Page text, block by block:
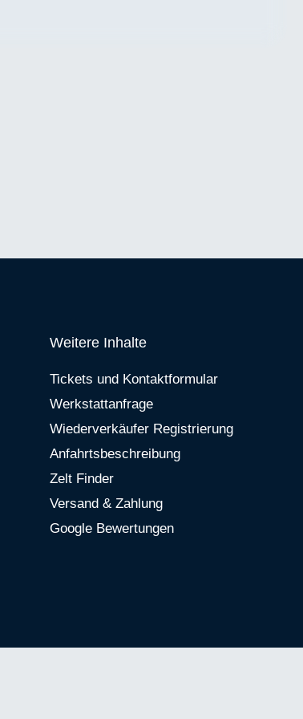
Weitere Inhalte
Tickets und Kontaktformular
Werkstattanfrage
Wiederverkäufer Registrierung
Anfahrtsbeschreibung
Zelt Finder
Versand & Zahlung
Google Bewertungen